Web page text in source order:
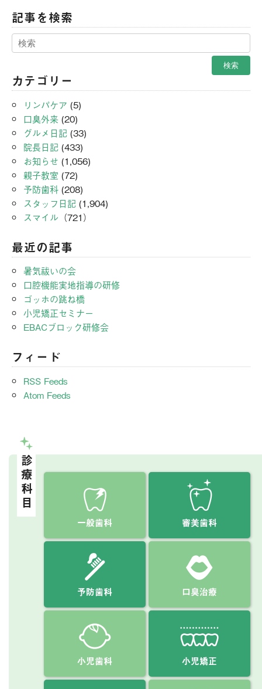
記事を検索
カテゴリー
リンパケア (5)
口臭外来 (20)
グルメ日記 (33)
院長日記 (433)
お知らせ (1,056)
親子教室 (72)
予防歯科 (208)
スタッフ日記 (1,904)
スマイル （721）
最近の記事
暑気祓いの会
口腔機能実地指導の研修
ゴッホの跳ね橋
小児矯正セミナー
EBACブロック研修会
フィード
RSS Feeds
Atom Feeds
診療科目
一般歯科 審美歯科
予防歯科 口臭治療
小児歯科 小児矯正